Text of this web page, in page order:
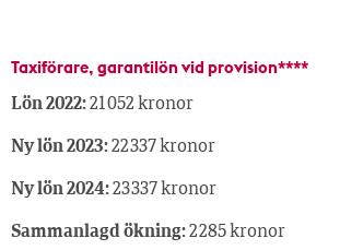
Taxiförare, garantilön vid provision****
Lön 2022:21 052 kronor
Ny lön 2023:22 337 kronor
Ny lön 2024:23 337 kronor
Sammanlagd ökning:2 285 kronor